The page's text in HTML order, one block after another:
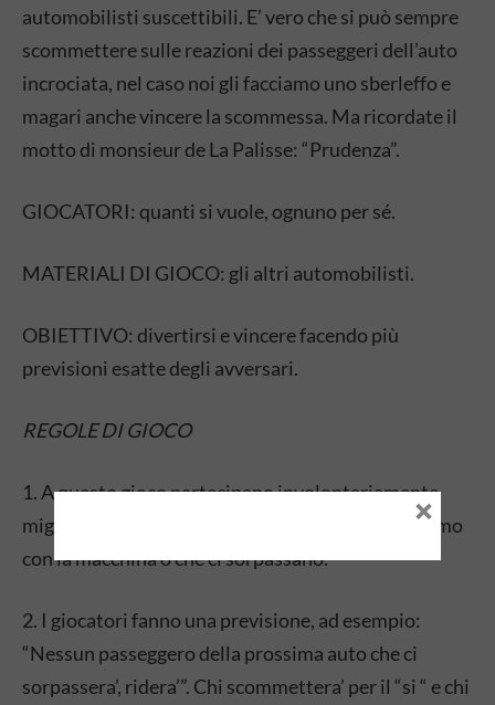
automobilisti suscettibili. E’ vero che si può sempre
scommettere sulle reazioni dei passeggeri dell’auto
incrociata, nel caso noi gli facciamo uno sberleffo e
magari anche vincere la scommessa. Ma ricordate il
motto di monsieur de La Palisse: “Prudenza”.
GIOCATORI: quanti si vuole, ognuno per sé.
MATERIALI DI GIOCO: gli altri automobilisti.
OBIETTIVO: divertirsi e vincere facendo più
previsioni esatte degli avversari.
REGOLE DI GIOCO
1. A questo gioco partecipano involontariamente
migliaia di automobilisti, tutti quelli che incrociamo
con la macchina o che ci sorpassano.
2. I giocatori fanno una previsione, ad esempio:
“Nessun passeggero della prossima auto che ci
sorpassera’, ridera’”. Chi scommettera’ per il “si “ e chi
×